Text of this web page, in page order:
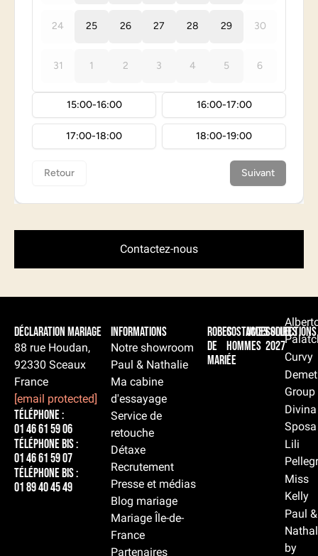
Contactez-nous
Déclaration Mariage
88 rue Houdan,
92330 Sceaux
France
[email protected]
Téléphone :
01 46 61 59 06
Téléphone BIS :
01 46 61 59 07
Téléphone BIS :
01 89 40 45 49
Informations
Notre showroom
Paul & Nathalie
Ma cabine
d'essayage
Service de
retouche
Détaxe
Recrutement
Presse et médias
Blog mariage
Mariage Île-de-
France
Partenaires
Robes
de
mariée
Costumes
hommes
Accessoires
Collections
2027
Curvy
Group
Divina
Sposa
Lili
Miss
Kelly
Paul &
by